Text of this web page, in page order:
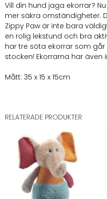
Vill din hund jaga ekorrar?
mer säkra omständigheter.
Zippy Paw är inte bara
en rolig lekstund och bra
har tre söta ekorrar som
stocken! Ekorrarna har även
Mått: 35 x 15 x 15cm
RELATERADE PRODUKTER